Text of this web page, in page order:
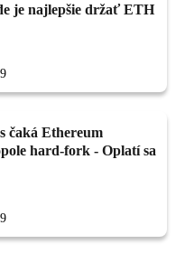
je najlepšie držať ETH
čaká Ethereum
hard-fork - Oplatí sa